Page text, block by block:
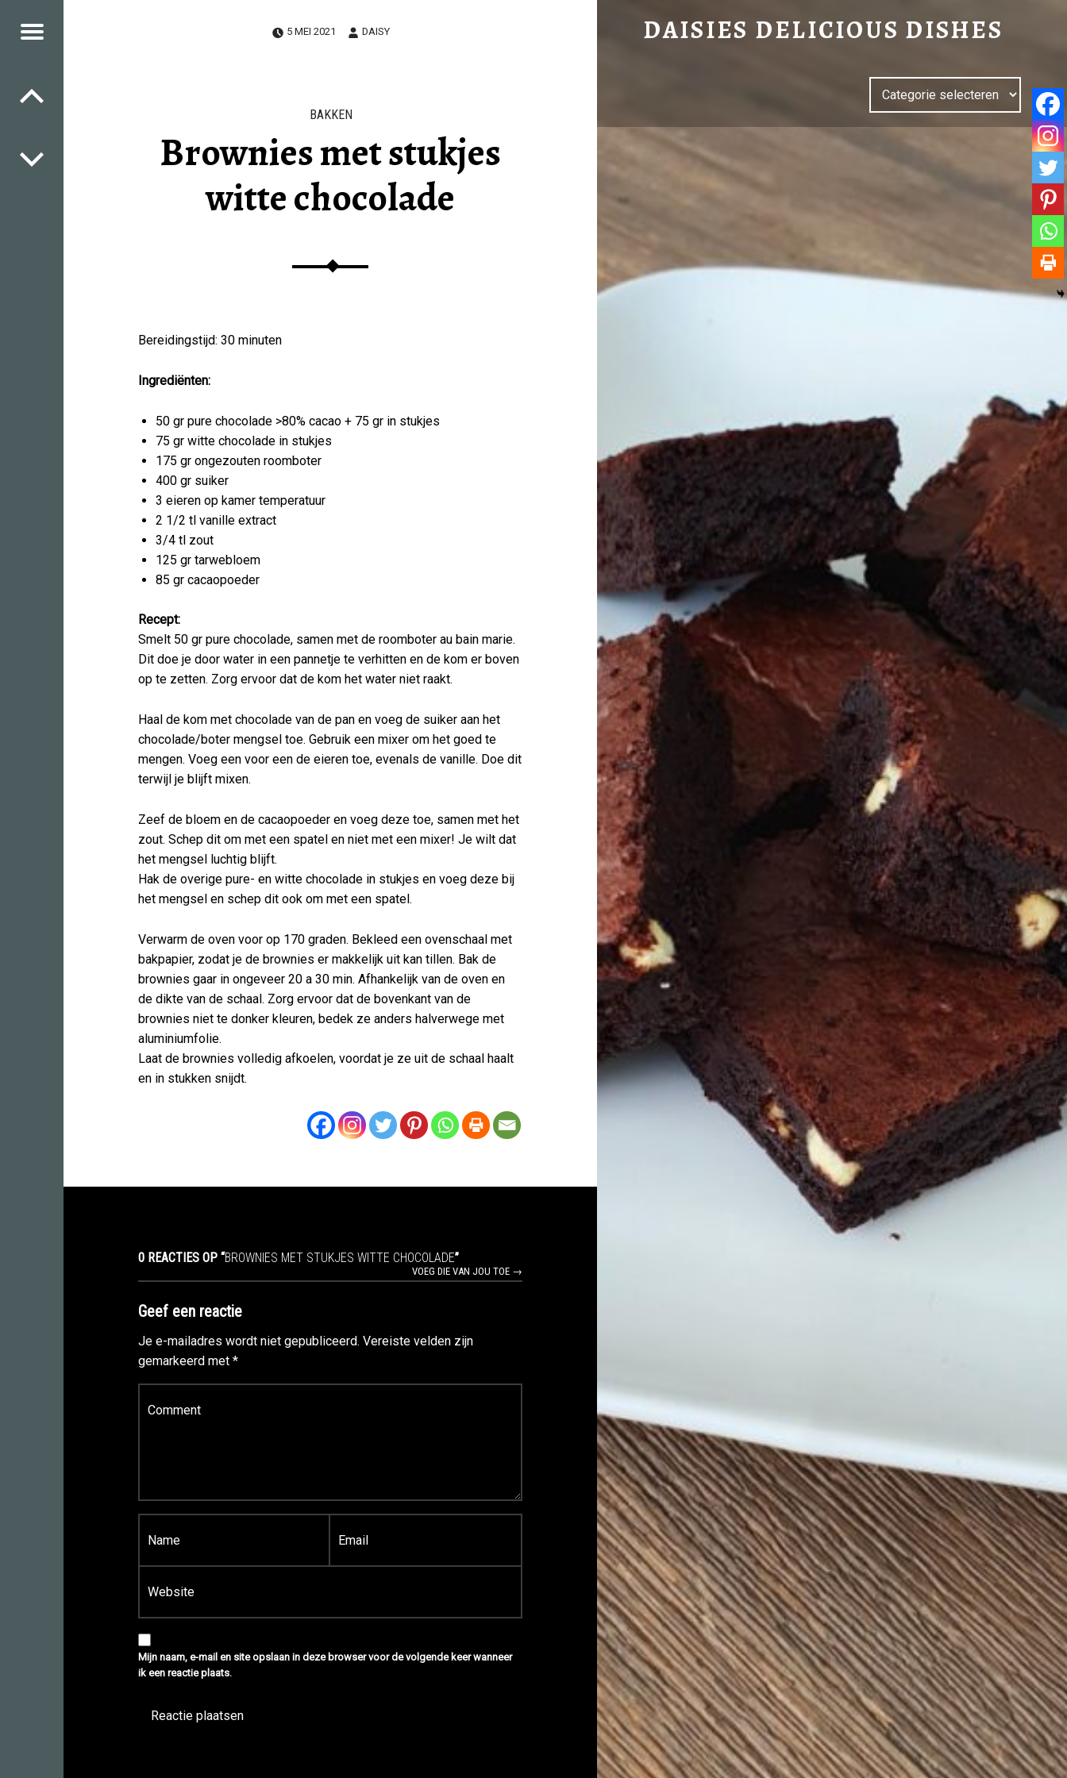
DAISIES DELICIOUS DISHES
Menu
Brownies met stukjes
witte chocolade
BAKKEN
Bereidingstijd: 30 minuten
Ingrediënten:
50 gr pure chocolade >80% cacao + 75 gr in stukjes
75 gr witte chocolade in stukjes
175 gr ongezouten roomboter
400 gr suiker
3 eieren op kamer temperatuur
2 1/2 tl vanille extract
3/4 tl zout
125 gr tarwebloem
85 gr cacaopoeder
Recept:
Smelt 50 gr pure chocolade, samen met de roomboter au bain marie.
Dit doe je door water in een pannetje te verhitten en de kom er boven
op te zetten. Zorg ervoor dat de kom het water niet raakt.
Haal de kom met chocolade van de pan en voeg de suiker aan het
chocolade/boter mengsel toe. Gebruik een mixer om het goed te
mengen. Voeg een voor een de eieren toe, evenals de vanille. Doe dit
terwijl je blijft mixen.
Zeef de bloem en de cacaopoeder en voeg deze toe, samen met het
zout. Schep dit om met een spatel en niet met een mixer! Je wilt dat
het mengsel luchtig blijft.
Hak de overige pure- en witte chocolade in stukjes en voeg deze bij
het mengsel en schep dit ook om met een spatel.
Verwarm de oven voor op 170 graden. Bekleed een ovenschaal met
bakpapier, zodat je de brownies er makkelijk uit kan tillen. Bak de
brownies gaar in ongeveer 20 a 30 min. Afhankelijk van de oven en
de dikte van de schaal. Zorg ervoor dat de bovenkant van de
brownies niet te donker kleuren, bedek ze anders halverwege met
aluminiumfolie.
Laat de brownies volledig afkoelen, voordat je ze uit de schaal haalt
en in stukken snijdt.
5 MEI 2021 DAISY
0 REACTIES OP “BROWNIES MET STUKJES WITTE CHOCOLADE”
VOEG DIE VAN JOU TOE →
Geef een reactie
Je e-mailadres wordt niet gepubliceerd. Vereiste velden zijn
gemarkeerd met*
Reactie
*
Naam
* E-mail*
Site
Mijn naam, e-mail en site opslaan in deze browser voor de volgende keer wanneer
ik een reactie plaats.